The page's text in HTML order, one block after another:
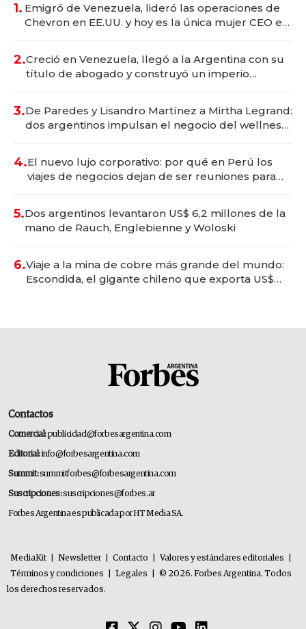
1. Emigró de Venezuela, lideró las operaciones de
Chevron en EE.UU. y hoy es la única mujer CEO en
2.Creció en Venezuela, llegó a la Argentina con su
título de abogado y construyó un imperio
3.De Paredes y Lisandro Martínez a Mirtha Legrand:
dos argentinos impulsan el negocio del wellness
4.El nuevo lujo corporativo: por qué en Perú los
viajes de negocios dejan de ser reuniones para
5.Dos argentinos levantaron US$ 6,2 millones de la
mano de Rauch, Englebienne y Woloski
6.Viaje a la mina de cobre más grande del mundo:
Escondida, el gigante chileno que exporta US$
Contactos
Comercial:publicidad@forbesargentina.com
Editorial:info@forbesargentina.com
Summit:summitforbes@forbesargentina.com
Suscripciones:suscripciones@forbes.ar
Forbes Argentina es publicada por HT Media SA.
MediaKit Newsletter Contacto Valores y estándares editoriales
Términos y condiciones
Legales
© 2026. Forbes Argentina. Todos
los derechos reservados.